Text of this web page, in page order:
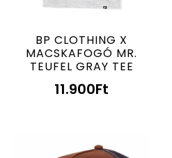
BP CLOTHING X
MACSKAFOGÓ MR.
TEUFEL GRAY TEE
11.900Ft